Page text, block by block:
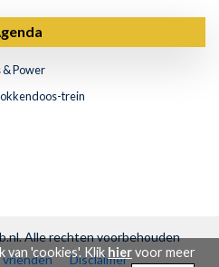
van 'cookies'. Klikhiervoor meer
& Power
trein
. Alle rechten voorbehouden
vrienden Disclaimer